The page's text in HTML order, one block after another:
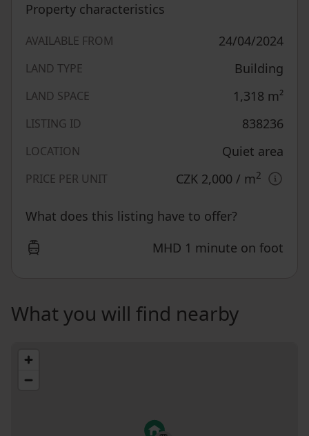
Property characteristics
AVAILABLE FROM 24/04/2024
LAND TYPE Building
LAND SPACE 1,318 m²
LISTING ID 838236
LOCATION Quiet area
PRICE PER UNIT CZK 2,000 / m2
What does this listing have to offer?
MHD 1 minute on foot
What you will find nearby